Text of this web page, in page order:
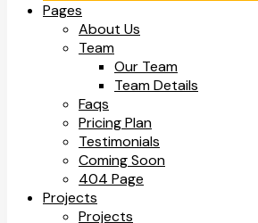
Pages
About Us
Team
Our Team
Team Details
Faqs
Pricing Plan
Testimonials
Coming Soon
404 Page
Projects
Projects